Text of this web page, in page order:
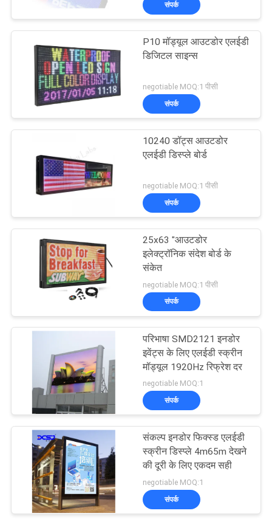
करे
साइटमैप
PRIVACY
POLICY
इंडोर फिक्स्ड एलईडी
स्क्रीन
36
आउटडोर फिक्स्ड एलईडी
डिस्प्ले
फ्रंट सर्विस एलईडी
स्क्रीन
इनडोर किराये एलईडी
स्क्रीन
संपर्क
P10 मॉड्यूल आउटडोर एलईडी
डिजिटल साइन्स
negotiable MOQ:1 पीसी
संपर्क
10240 डॉट्स आउटडोर
एलईडी डिस्प्ले बोर्ड
negotiable MOQ:1 पीसी
संपर्क
25x63 "आउटडोर
इलेक्ट्रॉनिक संदेश बोर्ड के
संकेत
negotiable MOQ:1 पीसी
संपर्क
परिभाषा SMD2121 इनडोर
इवेंट्स के लिए एलईडी स्क्रीन
मॉड्यूल 1920Hz रिफ्रेश दर
negotiable MOQ:1
संपर्क
संकल्प इनडोर फिक्स्ड एलईडी
स्क्रीन डिस्प्ले 4m65m देखने
की दूरी के लिए एकदम सही
negotiable MOQ:1
संपर्क